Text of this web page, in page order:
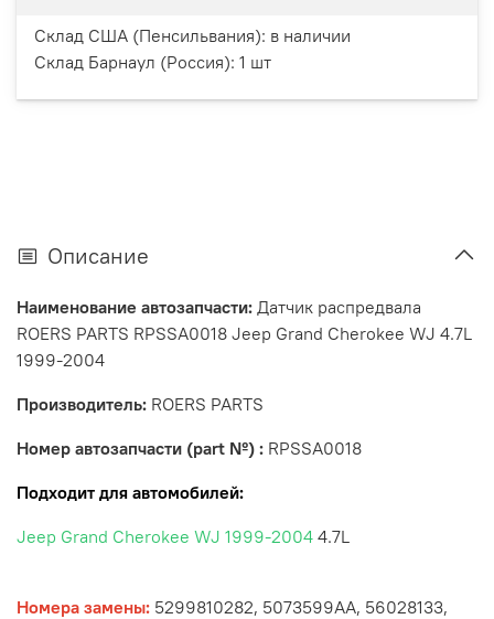
Склад США (Пенсильвания): в наличии
Склад Барнаул (Россия): 1 шт
Описание
Наименование автозапчасти: Датчик распредвала
ROERS PARTS RPSSA0018 Jeep Grand Cherokee WJ 4.7L
1999-2004
Производитель: ROERS PARTS
Номер автозапчасти (part №) : RPSSA0018
Подходит для автомобилей:
Jeep Grand Cherokee WJ 1999-2004 4.7L
Номера замены: 5299810282, 5073599AA, 56028133,